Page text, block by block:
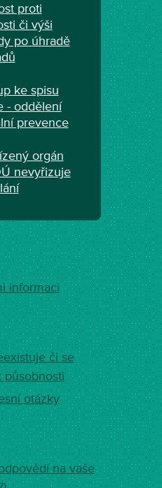
proti
či výši
po úhradě
ke spisu
- oddělení
prevence
orgán
nevyřizuje
informaci
či se
působnosti
otázky
na vaše